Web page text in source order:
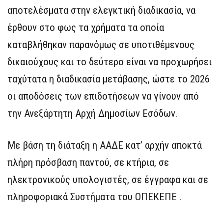
αποτελέσματα στην ελεγκτική διαδικασία, να
έρθουν στο φως τα χρήματα τα οποία
καταβλήθηκαν παρανόμως σε υποτιθέμενους
δικαιούχους και το δεύτερο είναι να προχωρήσει
ταχύτατα η διαδικασία μετάβασης, ώστε το 2026
οι αποδόσεις των επιδοτήσεων να γίνουν από
την Ανεξάρτητη Αρχή Δημοσίων Εσόδων.
Με βάση τη διάταξη η ΑΑΔΕ κατ’ αρχήν αποκτά
πλήρη πρόσβαση παντού, σε κτήρια, σε
ηλεκτρονικούς υπολογιστές, σε έγγραφα και σε
πληροφοριακά Συστήματα του ΟΠΕΚΕΠΕ .